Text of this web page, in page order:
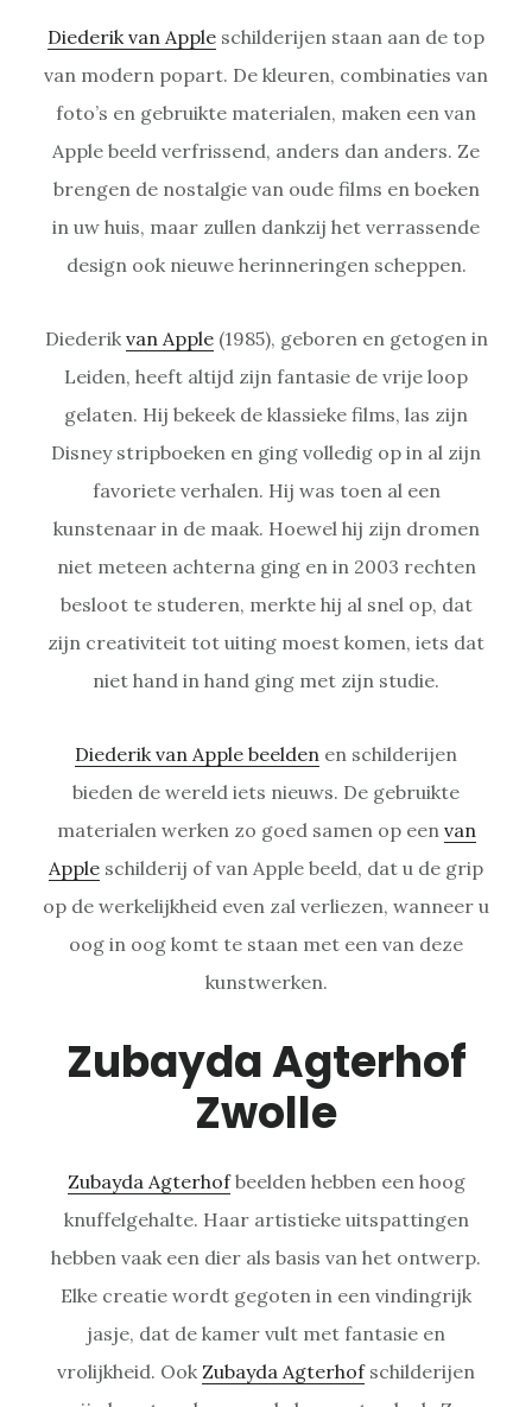
Diederik van Apple schilderijen staan aan de top
van modern popart. De kleuren, combinaties van
foto’s en gebruikte materialen, maken een van
Apple beeld verfrissend, anders dan anders. Ze
brengen de nostalgie van oude films en boeken
in uw huis, maar zullen dankzij het verrassende
design ook nieuwe herinneringen scheppen.
Diederik van Apple(1985), geboren en getogen in
Leiden, heeft altijd zijn fantasie de vrije loop
gelaten. Hij bekeek de klassieke films, las zijn
Disney stripboeken en ging volledig op in al zijn
favoriete verhalen. Hij was toen al een
kunstenaar in de maak. Hoewel hij zijn dromen
niet meteen achterna ging en in 2003 rechten
besloot te studeren, merkte hij al snel op, dat
zijn creativiteit tot uiting moest komen, iets dat
niet hand in hand ging met zijn studie.
Diederik van Apple beelden en schilderijen
bieden de wereld iets nieuws. De gebruikte
materialen werken zo goed samen op een van
Apple schilderij of van Apple beeld, dat u de grip
op de werkelijkheid even zal verliezen, wanneer u
oog in oog komt te staan met een van deze
kunstwerken.
Zubayda Agterhof
Zwolle
Zubayda Agterhofbeelden hebben een hoog
knuffelgehalte. Haar artistieke uitspattingen
hebben vaak een dier als basis van het ontwerp.
Elke creatie wordt gegoten in een vindingrijk
jasje, dat de kamer vult met fantasie en
vrolijkheid. Ook Zubayda Agterhofschilderijen